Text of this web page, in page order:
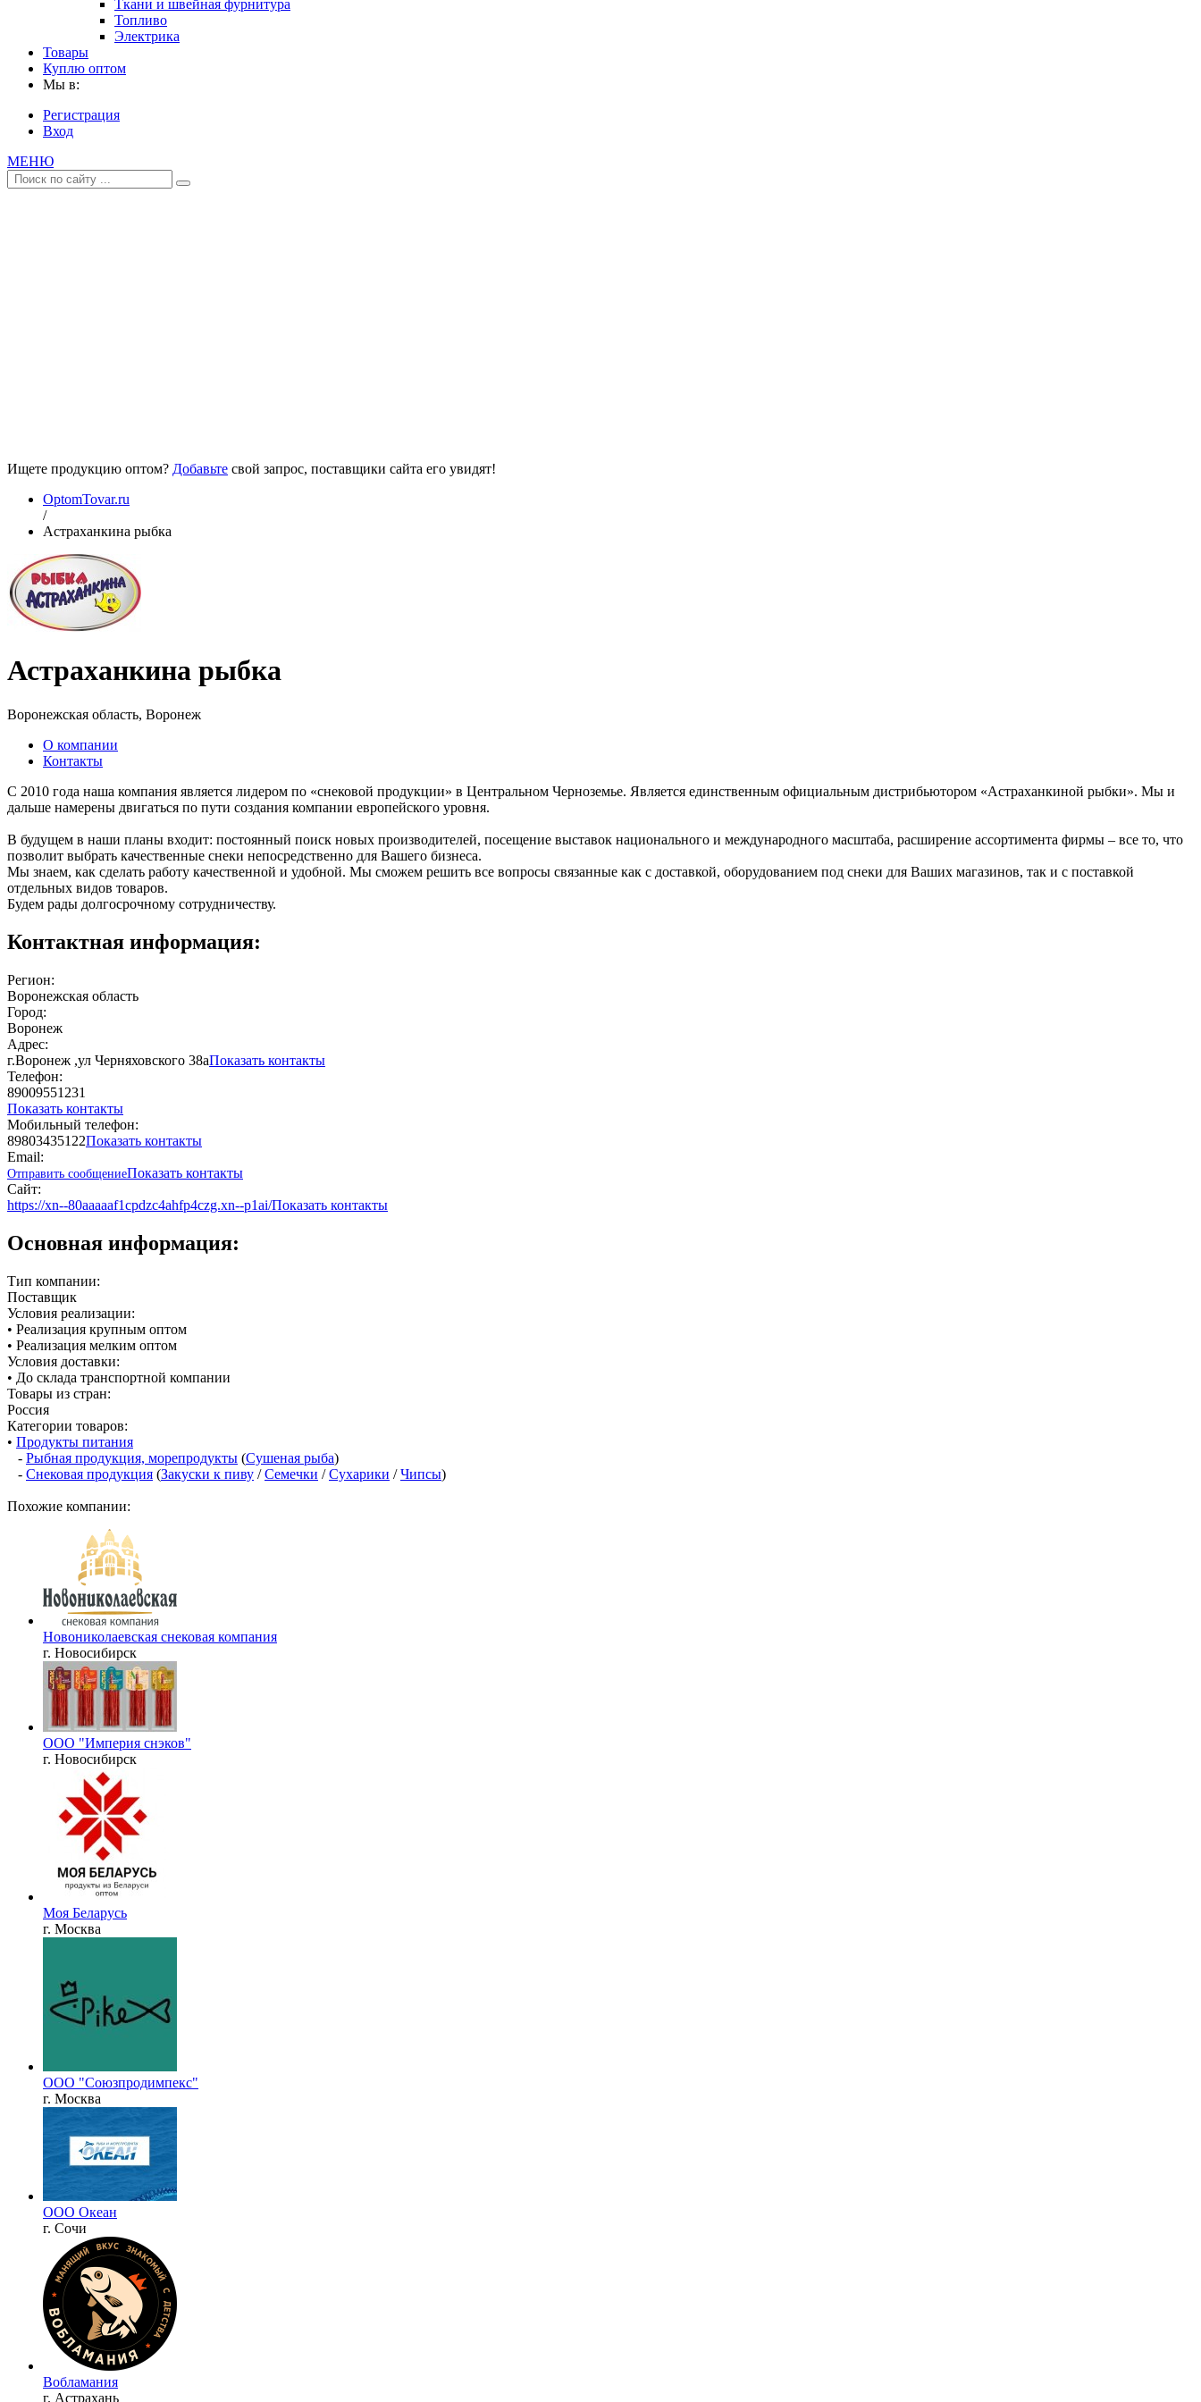
Ткани и швейная фурнитура
Топливо
Электрика
Товары
Куплю оптом
Мы в:
Регистрация
Вход
МЕНЮ
Ищете продукцию оптом? Добавьте свой запрос, поставщики сайта его увидят!
OptomTovar.ru
/
Астраханкина рыбка
Астраханкина рыбка
Воронежская область, Воронеж
О компании
Контакты
С 2010 года наша компания является лидером по «снековой продукции» в Центральном Черноземье. Является единственным официальным дистрибьютором «Астраханкиной рыбки». Мы и
дальше намерены двигаться по пути создания компании европейского уровня.
В будущем в наши планы входит: постоянный поиск новых производителей, посещение выставок национального и международного масштаба, расширение ассортимента фирмы – все то, что
позволит выбрать качественные снеки непосредственно для Вашего бизнеса.
Мы знаем, как сделать работу качественной и удобной. Мы сможем решить все вопросы связанные как с доставкой, оборудованием под снеки для Ваших магазинов, так и с поставкой
отдельных видов товаров.
Будем рады долгосрочному сотрудничеству.
Контактная информация:
Регион:
Воронежская область
Город:
Воронеж
Адрес:
г.Воронеж ,ул Черняховского 38аПоказать контакты
Телефон:
89009551231
Показать контакты
Мобильный телефон:
89803435122Показать контакты
Email:
Отправить сообщениеПоказать контакты
Сайт:
https://xn--80aaaaaf1cpdzc4ahfp4czg.xn--p1ai/Показать контакты
Основная информация:
Тип компании:
Поставщик
Условия реализации:
• Реализация крупным оптом
• Реализация мелким оптом
Условия доставки:
• До склада транспортной компании
Товары из стран:
Россия
Категории товаров:
• Продукты питания
- Рыбная продукция, морепродукты (Сушеная рыба)
- Снековая продукция (Закуски к пиву /Семечки /Сухарики /Чипсы)
Похожие компании:
Новониколаевская снековая компания
г. Новосибирск
ООО "Империя снэков"
г. Новосибирск
Моя Беларусь
г. Москва
ООО "Союзпродимпекс"
г. Москва
ООО Океан
г. Сочи
Вобламания
г. Астрахань